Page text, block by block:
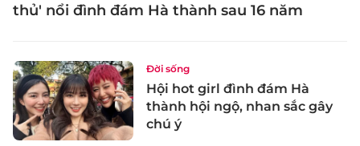
thủ' nổi đình đám Hà thành sau 16 năm
Đời sống
Hội hot girl đình đám Hà
thành hội ngộ, nhan sắc gây
chú ý